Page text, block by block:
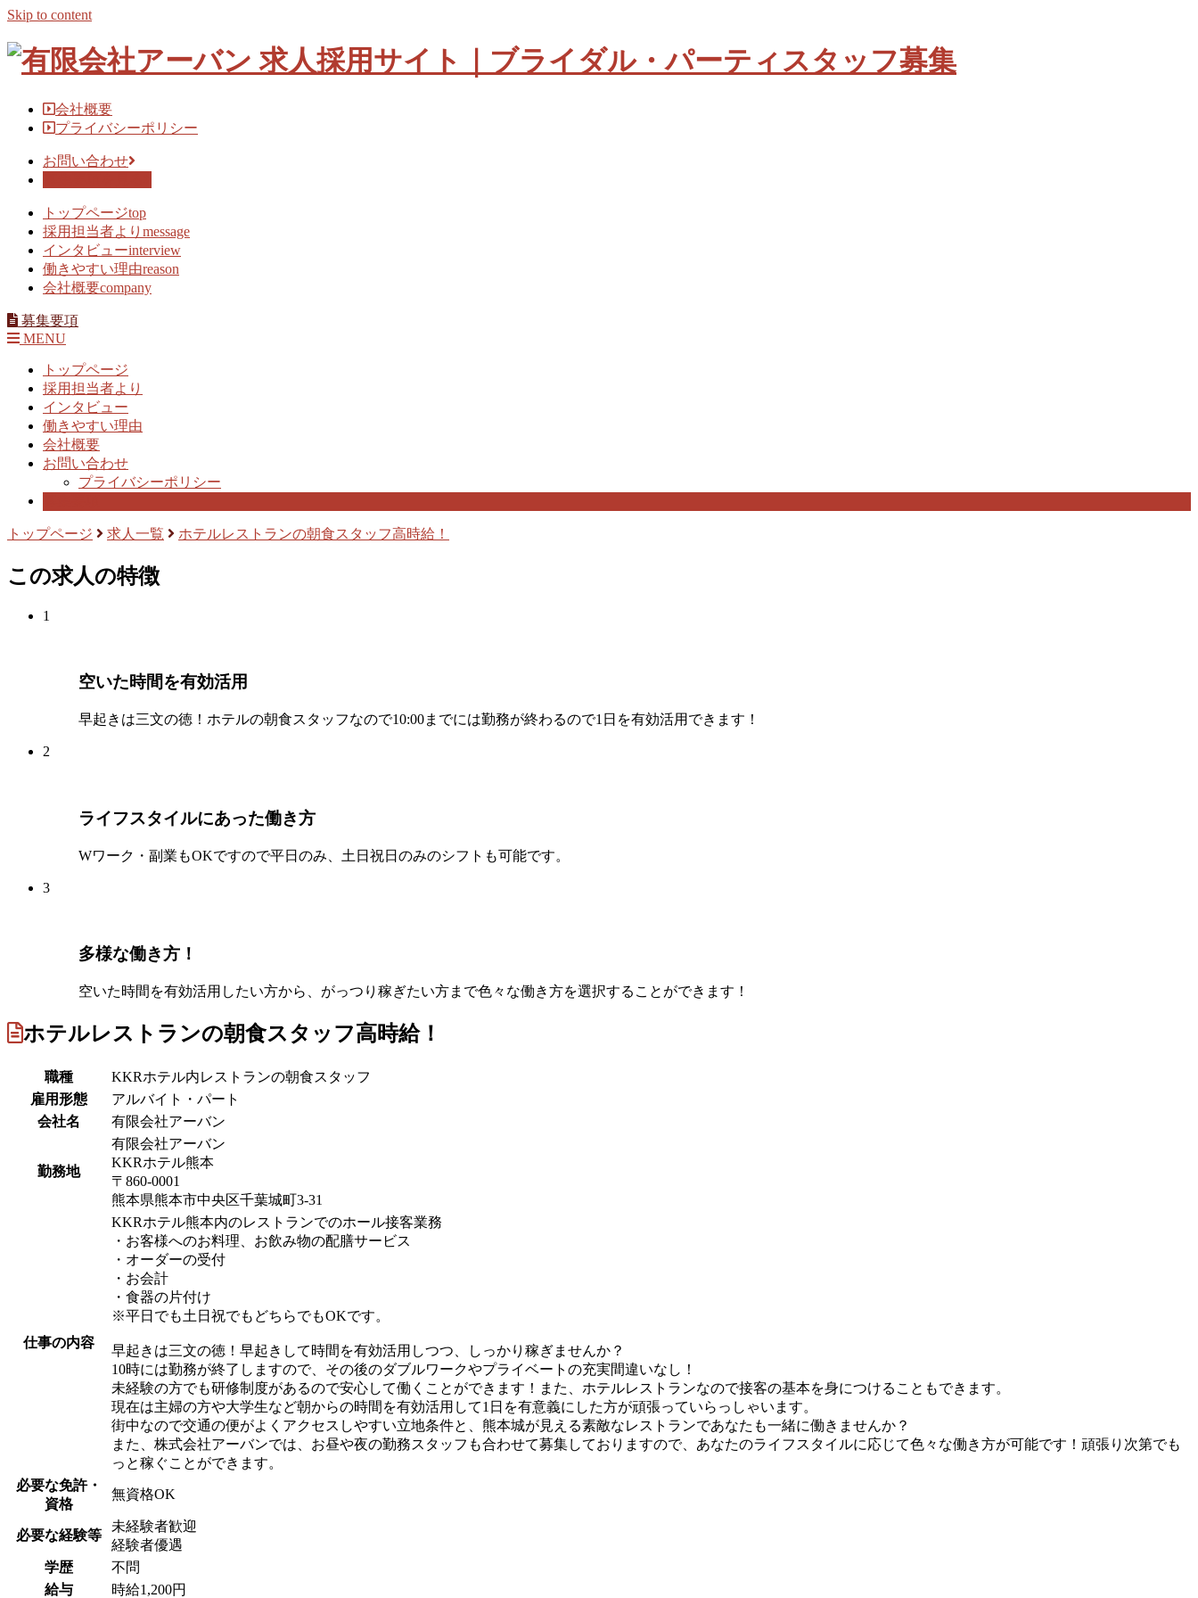
Skip to content
会社概要
プライバシーポリシー
お問い合わせ
トップページtop
採用担当者より message
インタビューinterview
働きやすい理由reason
会社概要company
募集要項
MENU
トップページ
採用担当者より
インタビュー
働きやすい理由
会社概要
お問い合わせ
プライバシーポリシー
トップページ 求人一覧 ホテルレストランの朝食スタッフ高時給！
この求人の特徴
1
空いた時間を有効活用
早起きは三文の徳！ホテルの朝食スタッフなので10:00までには勤務が終わるので1日を有効活用できます！
2
ライフスタイルにあった働き方
Wワーク・副業もOKですので平日のみ、土日祝日のみのシフトも可能です。
3
多様な働き方！
空いた時間を有効活用したい方から、がっつり稼ぎたい方まで色々な働き方を選択することができます！
ホテルレストランの朝食スタッフ高時給！
職種
KKRホテル内レストランの朝食スタッフ
雇用形態
アルバイト・パート
会社名
有限会社アーバン
勤務地
有限会社アーバン
KKRホテル熊本
〒860-0001
熊本県熊本市中央区千葉城町3-31
仕事の内容
KKRホテル熊本内のレストランでのホール接客業務
・お客様へのお料理、お飲み物の配膳サービス
・オーダーの受付
・お会計
・食器の片付け
※平日でも土日祝でもどちらでもOKです。
早起きは三文の徳！早起きして時間を有効活用しつつ、しっかり稼ぎませんか？
10時には勤務が終了しますので、その後のダブルワークやプライベートの充実間違いなし！
未経験の方でも研修制度があるので安心して働くことができます！また、ホテルレストランなので接客の基本を身につけることもできます。
現在は主婦の方や大学生など朝からの時間を有効活用して1日を有意義にした方が頑張っていらっしゃいます。
街中なので交通の便がよくアクセスしやすい立地条件と、熊本城が見える素敵なレストランであなたも一緒に働きませんか？
また、株式会社アーバンでは、お昼や夜の勤務スタッフも合わせて募集しておりますので、あなたのライフスタイルに応じて色々な働き方が可能です！頑張り次第でも
っと稼ぐことができます。
必要な免許・
資格
無資格OK
必要な経験等
未経験者歓迎
経験者優遇
学歴
不問
給与
時給1,200円